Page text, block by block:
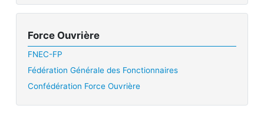
Force Ouvrière
FNEC-FP
Fédération Générale des Fonctionnaires
Confédération Force Ouvrière